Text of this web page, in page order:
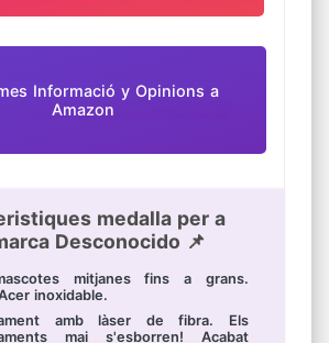
Informació y Opinions a
Amazon
medalla per a
Desconocido 📌
mitjanes fins a grans.
inoxidable.
amb làser de fibra. Els
mai s'esborren! Acabat